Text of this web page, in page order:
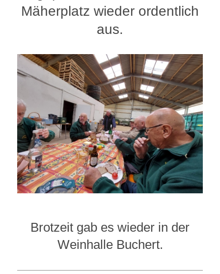
Mäherplatz wieder ordentlich
aus.
Brotzeit gab es wieder in der
Weinhalle Buchert.